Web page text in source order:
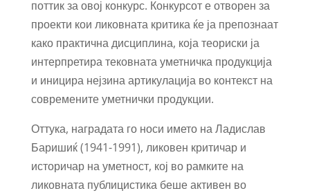
поттик за овој конкурс. Конкурсот е отворен за
проекти кои ликовната критика ќе ја препознаат
како практична дисциплина, која теориски ја
интерпретира тековната уметничка продукција
и иницира нејзина артикулација во контекст на
современите уметнички продукции.
Оттука, наградата го носи името на Ладислав
Баришиќ (1941-1991), ликовен критичар и
историчар на уметност, кој во рамките на
ликовната публицистика беше активен во